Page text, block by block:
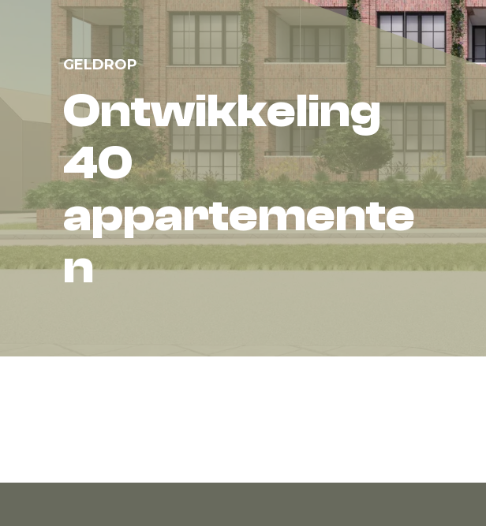
GELDROP
Ontwikkeling
40
appartemente
n